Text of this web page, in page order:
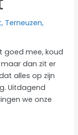
, Terneuzen,
goed mee, koud
dan zit er
alles op zijn
Uitdagend
we onze